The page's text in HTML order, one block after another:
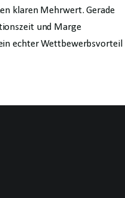
klaren Mehrwert. Gerade
und Marge
echter Wettbewerbsvorteil